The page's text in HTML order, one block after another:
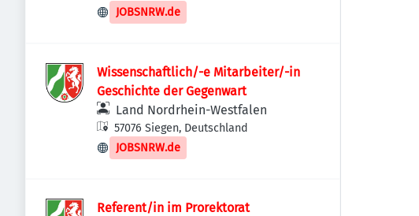
JOBSNRW.de
Wissenschaftlich/-e Mitarbeiter/-in
Geschichte der Gegenwart
Land Nordrhein-Westfalen
57076 Siegen, Deutschland
JOBSNRW.de
Referent/in im Prorektorat